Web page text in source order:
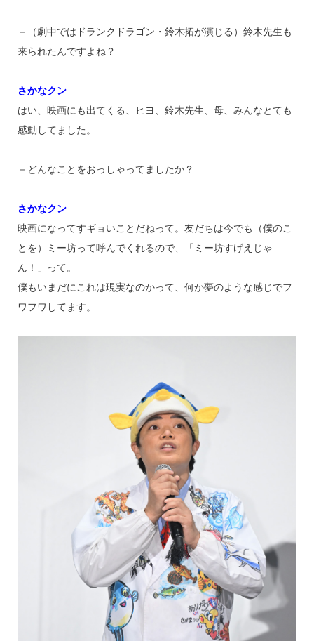
－（劇中ではドランクドラゴン・鈴木拓が演じる）鈴木先生も
来られたんですよね？
さかなクン
はい、映画にも出てくる、ヒヨ、鈴木先生、母、みんなとても
感動してました。
－どんなことをおっしゃってましたか？
さかなクン
映画になってすギョいことだねって。友だちは今でも（僕のこ
とを）ミー坊って呼んでくれるので、「ミー坊すげえじゃ
ん！」って。
僕もいまだにこれは現実なのかって、何か夢のような感じでフ
ワフワしてます。